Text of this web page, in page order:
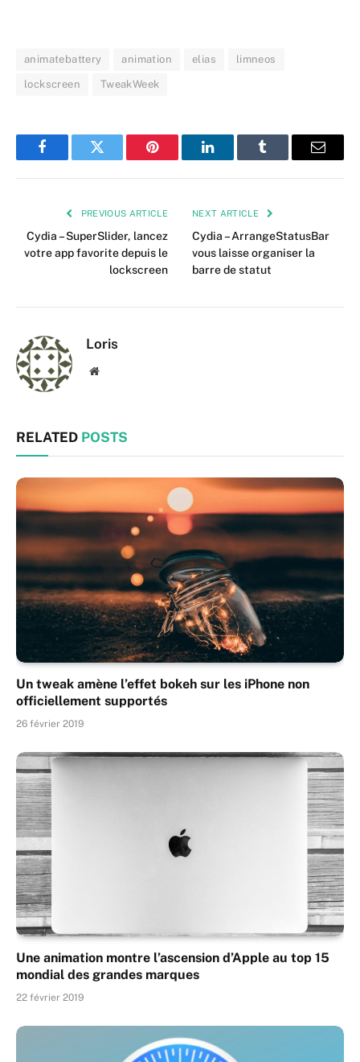
animatebattery animation elias limneos
lockscreen TweakWeek
FacebookTwitter Pinterest LinkedInTumblr Email
PREVIOUS ARTICLE
Cydia – SuperSlider, lancez
votre app favorite depuis le
lockscreen
NEXT ARTICLE
Cydia – ArrangeStatusBar
vous laisse organiser la
barre de statut
Loris
Website
RELATED POSTS
Un tweak amène l’effet bokeh sur les iPhone non
officiellement supportés
26 février 2019
Une animation montre l’ascension d’Apple au top 15
mondial des grandes marques
22 février 2019